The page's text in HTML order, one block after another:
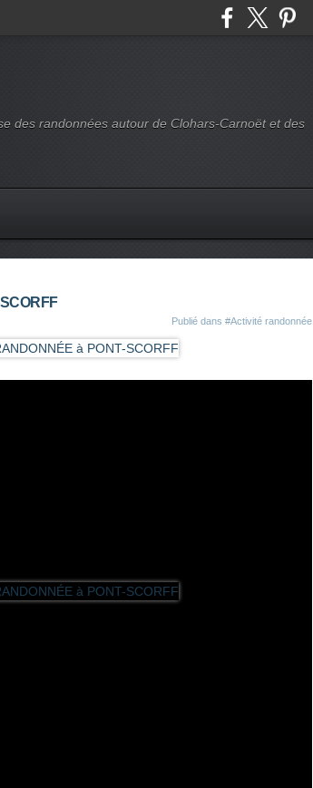
des randonnées autour de Clohars-Carnoët et des
Publié dans #Activité randonnée